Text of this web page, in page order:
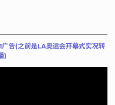
告(之前是LA奥运会开幕式实况转
)